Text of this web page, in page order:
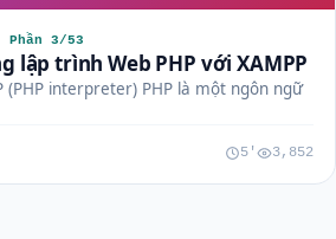
Phần 3/53
lập trình Web PHP với XAMPP
(PHP interpreter) PHP là một ngôn ngữ
5' 3,852